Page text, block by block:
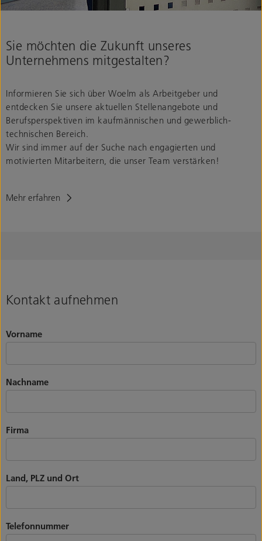
Sie möchten die Zukunft unseres
Unternehmens mitgestalten?
Informieren Sie sich über Woelm als Arbeitgeber und
entdecken Sie unsere aktuellen Stellenangebote und
Berufsperspektiven im kaufmännischen und gewerblich-
technischen Bereich.
Wir sind immer auf der Suche nach engagierten und
motivierten Mitarbeitern, die unser Team verstärken!
Mehr erfahren
Kontakt aufnehmen
Vorname
Nachname
Firma
Land, PLZ und Ort
Telefonnummer